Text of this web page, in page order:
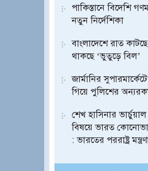
পাকিস্তানে বিদেশি
নতুন নির্দেশিকা
বাংলাদেশে রাত
থাকছে ‘ভুতুড়ে বিল’
জার্মানির
গিয়ে পুলিশের
শেখ হাসিনার
বিষয়ে ভারত
: ভারতের পররাষ্ট্র